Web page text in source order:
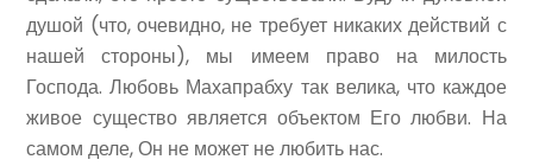
душой (что, очевидно, не требует никаких действий с
нашей стороны), мы имеем право на милость
Господа. Любовь Махапрабху так велика, что каждое
живое существо является объектом Его любви. На
самом деле, Он не может не любить нас.